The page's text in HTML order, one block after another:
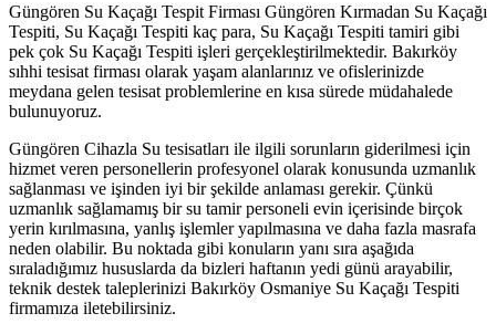
Güngören Su Kaçağı Tespit Firması Güngören Kırmadan Su Kaçağı
Tespiti, Su Kaçağı Tespiti kaç para, Su Kaçağı Tespiti tamiri gibi
pek çok Su Kaçağı Tespiti işleri gerçekleştirilmektedir. Bakırköy
sıhhi tesisat firması olarak yaşam alanlarınız ve ofislerinizde
meydana gelen tesisat problemlerine en kısa sürede müdahalede
bulunuyoruz.
Güngören Cihazla Su tesisatları ile ilgili sorunların giderilmesi için
hizmet veren personellerin profesyonel olarak konusunda uzmanlık
sağlanması ve işinden iyi bir şekilde anlaması gerekir. Çünkü
uzmanlık sağlamamış bir su tamir personeli evin içerisinde birçok
yerin kırılmasına, yanlış işlemler yapılmasına ve daha fazla masrafa
neden olabilir. Bu noktada gibi konuların yanı sıra aşağıda
sıraladığımız hususlarda da bizleri haftanın yedi günü arayabilir,
teknik destek taleplerinizi Bakırköy Osmaniye Su Kaçağı Tespiti
firmamıza iletebilirsiniz.